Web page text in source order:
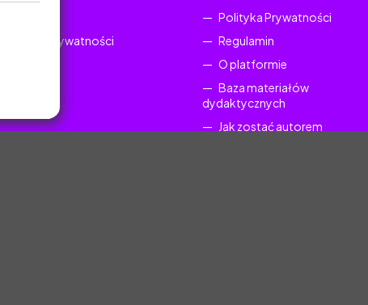
Polityka Prywatności
Polityka Prywatności
Regulamin
O platformie
Baza materiałów
dydaktycznych
Jak zostać autorem